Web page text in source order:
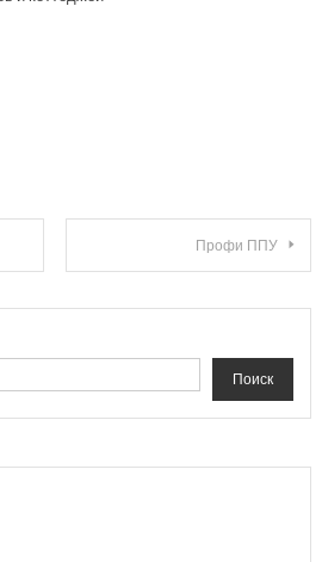
записямПрофи ППУ
Поиск